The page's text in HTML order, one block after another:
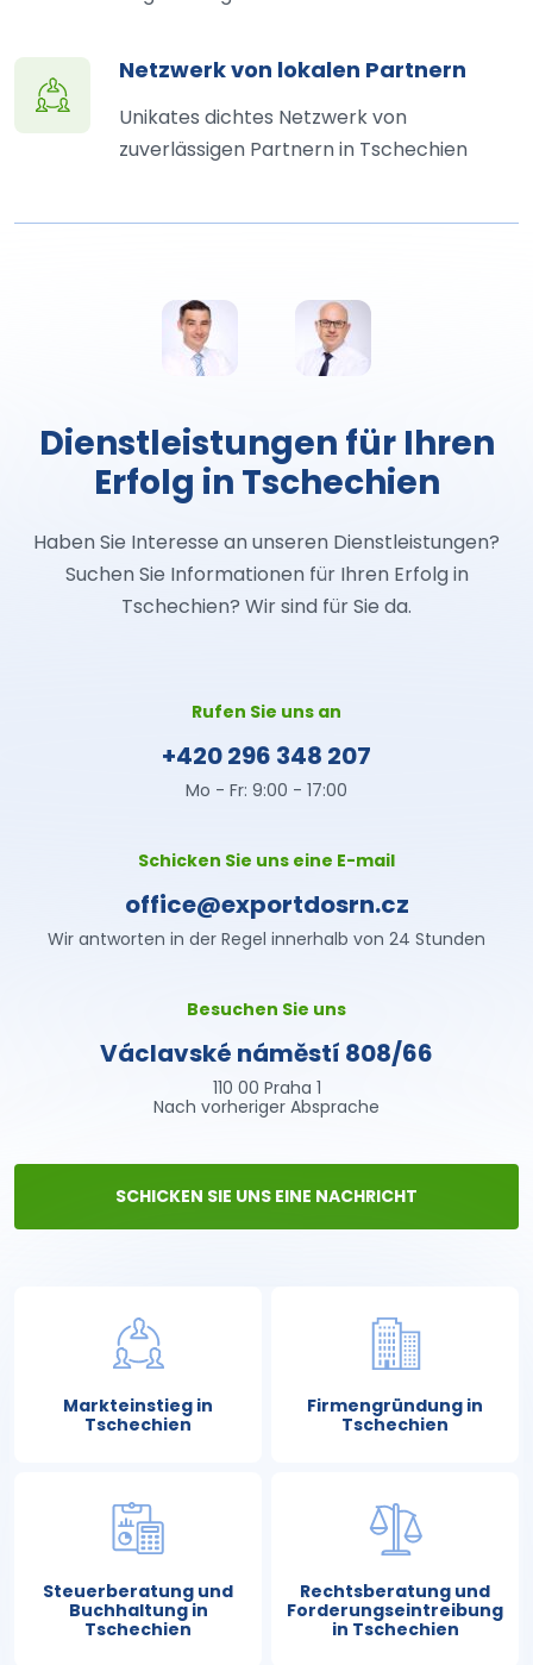
Netzwerk von lokalen Partnern
Unikates dichtes Netzwerk von
zuverlässigen Partnern in Tschechien
Dienstleistungen für Ihren
Erfolg in Tschechien
Haben Sie Interesse an unseren Dienstleistungen?
Suchen Sie Informationen für Ihren Erfolg in
Tschechien? Wir sind für Sie da.
Rufen Sie uns an
+420 296 348 207
Mo - Fr: 9:00 - 17:00
Schicken Sie uns eine E-mail
office@exportdosrn.cz
Wir antworten in der Regel innerhalb von 24 Stunden
Besuchen Sie uns
Václavské náměstí 808/66
110 00 Praha 1
Nach vorheriger Absprache
SCHICKEN SIE UNS EINE NACHRICHT
Markteinstieg in
Tschechien
Firmengründung in
Tschechien
Steuerberatung und
Buchhaltung in
Tschechien
Rechtsberatung und
Forderungseintreibung
in Tschechien